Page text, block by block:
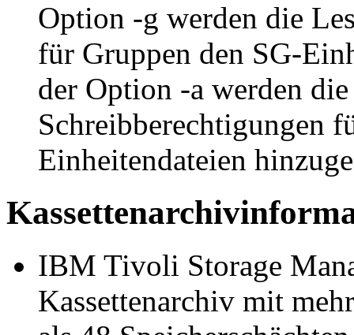
Option -g werden die
für Gruppen den SG-
der Option -a werden
Schreibberechtigungen
Einheitendateien
IBM Tivoli Storage
Kassettenarchiv mit